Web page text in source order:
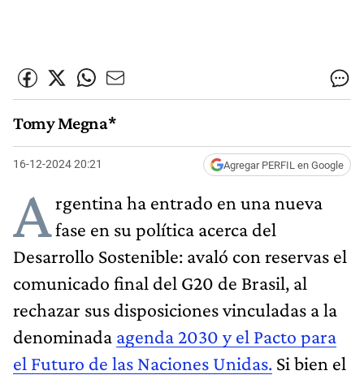
Tomy Megna*
16-12-2024 20:21 Agregar PERFIL en Google
Argentina ha entrado en una nueva
fase en su política acerca del
Desarrollo Sostenible: avaló con reservas el
comunicado final del G20 de Brasil, al
rechazar sus disposiciones vinculadas a la
denominada agenda 2030 y el Pacto para
el Futuro de las Naciones Unidas. Si bien el